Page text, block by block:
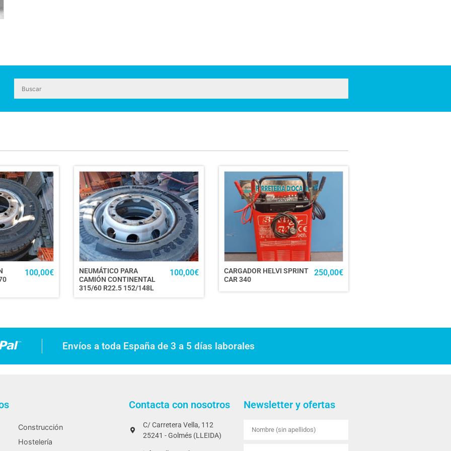
100,00€
NEUMÁTICO PARA
CAMIÓN CONTINENTAL
315/60 R22.5 152/148L
100,00€
CARGADOR HELVI SPRINT
CAR 340
250,00€
Envíos a toda España de 3 a 5 días laborales
Construcción
Hostelería
Contacta con nosotros
C/ Carretera Vella, 112
25241 - Golmés (LLEIDA)
Newsletter y ofertas